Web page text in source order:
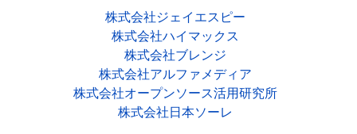
株式会社ジェイエスピー
株式会社ハイマックス
株式会社ブレンジ
株式会社アルファメディア
株式会社オープンソース活用研究所
株式会社日本ソーレ